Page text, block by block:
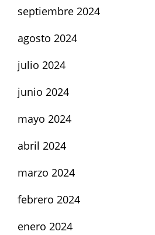
septiembre 2024
agosto 2024
julio 2024
junio 2024
mayo 2024
abril 2024
marzo 2024
febrero 2024
enero 2024